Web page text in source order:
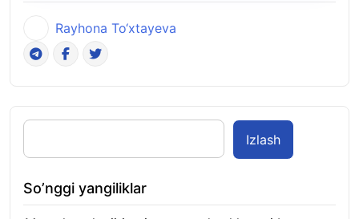
Rayhona To‘xtayeva
Izlash
So’nggi yangiliklar